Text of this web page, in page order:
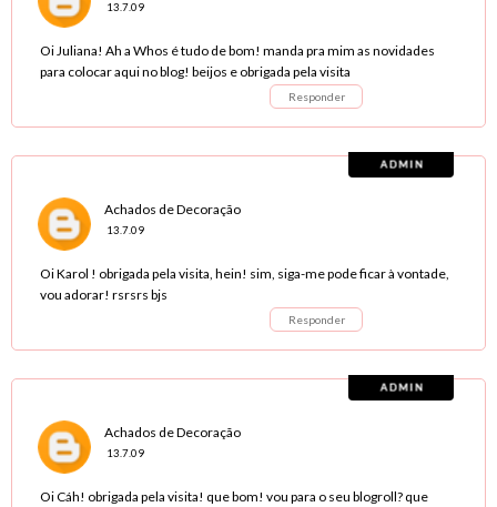
13.7.09
Oi Juliana! Ah a Whos é tudo de bom! manda pra mim as novidades
para colocar aqui no blog! beijos e obrigada pela visita
Responder
Achados de Decoração
13.7.09
Oi Karol ! obrigada pela visita, hein! sim, siga-me pode ficar à vontade,
vou adorar! rsrsrs bjs
Responder
Achados de Decoração
13.7.09
Oi Cáh! obrigada pela visita! que bom! vou para o seu blogroll? que